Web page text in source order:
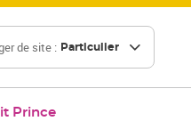
de site : Particulier
Prince